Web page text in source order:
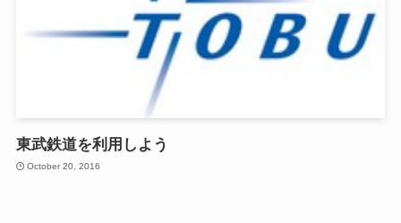
東武鉄道を利用しよう
October 20, 2016